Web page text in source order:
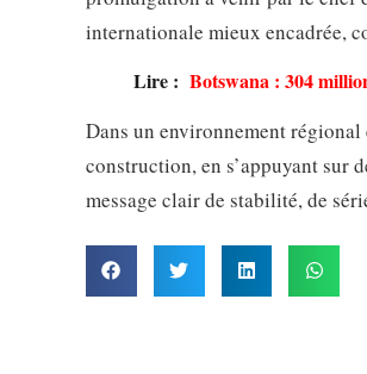
internationale mieux encadrée,
Lire : Botswana : 304
Dans un environnement
construction, en s’appuyant sur
message clair de stabilité, de